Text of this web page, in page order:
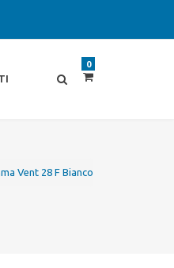
0
Vent 28 F Bianco